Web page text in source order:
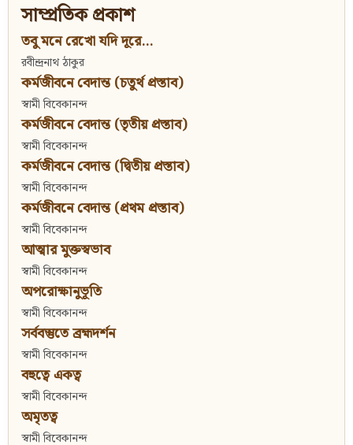
সাম্প্রতিক প্রকাশ
তবু মনে রেখো যদি দূরে...
রবীন্দ্রনাথ ঠাকুর
কর্মজীবনে বেদান্ত (চতুর্থ প্রস্তাব)
স্বামী বিবেকানন্দ
কর্মজীবনে বেদান্ত (তৃতীয় প্রস্তাব)
স্বামী বিবেকানন্দ
কর্মজীবনে বেদান্ত (দ্বিতীয় প্রস্তাব)
স্বামী বিবেকানন্দ
কর্মজীবনে বেদান্ত (প্রথম প্রস্তাব)
স্বামী বিবেকানন্দ
আত্মার মুক্তস্বভাব
স্বামী বিবেকানন্দ
অপরোক্ষানুভূতি
স্বামী বিবেকানন্দ
সর্ববস্তুতে ব্রহ্মদর্শন
স্বামী বিবেকানন্দ
বহুত্বে একত্ব
স্বামী বিবেকানন্দ
অমৃতত্ব
স্বামী বিবেকানন্দ